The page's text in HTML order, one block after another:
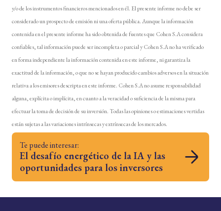
y/o de los instrumentos financieros mencionados en él. El presente informe no debe ser
considerado un prospecto de emisión ni una oferta pública. Aunque la información
contenida en el presente informe ha sido obtenida de fuentes que Cohen S.A considera
confiables, tal información puede ser incompleta o parcial y Cohen S.A no ha verificado
en forma independiente la información contenida en este informe, ni garantiza la
exactitud de la información, o que no se hayan producido cambios adversos en la situación
relativa a los emisores descripta en este informe. Cohen S.A no asume responsabilidad
alguna, explícita o implícita, en cuanto a la veracidad o suficiencia de la misma para
efectuar la toma de decisión de su inversión. Todas las opiniones o estimaciones vertidas
están sujetas a las variaciones intrínsecas y extrínsecas de los mercados.
Te puede interesar:
El desafío energético de la IA y las
oportunidades para los inversores